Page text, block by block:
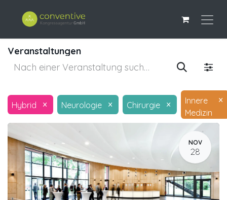
Veranstaltungen
Hybrid × Neurologie × Chirurgie ×
Innere
Medizin
×
NOV
28